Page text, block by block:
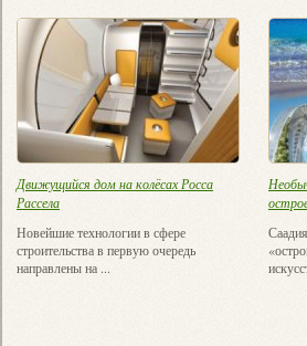
Движущийся дом на колёсах Росса
Рассела
Новейшие технологии в сфере
строительства в первую очередь
направлены на ...